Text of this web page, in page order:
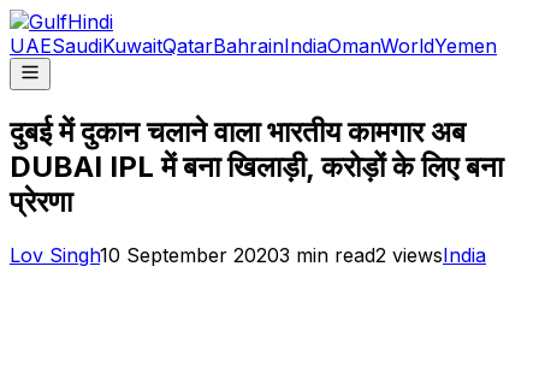
UAESaudiKuwaitQatarBahrainIndiaOmanWorldYemen
दुबई में दुकान चलाने वाला भारतीय कामगार अब
DUBAI IPL में बना खिलाड़ी, करोड़ों के लिए बना
प्रेरणा
Lov Singh10 September 20203 min read2 viewsIndia